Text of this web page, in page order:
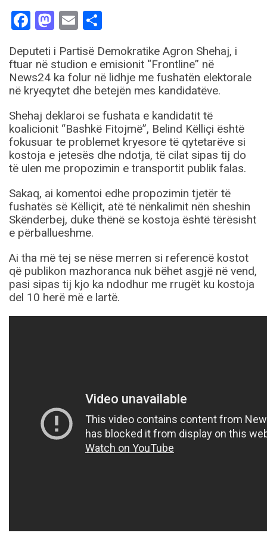
Facebook
Mastodon
Email
Deputeti i Partisë Demokratike Agron Shehaj, i
ftuar në studion e emisionit “Frontline” në
News24 ka folur në lidhje me fushatën elektorale
në kryeqytet dhe betejën mes kandidatëve.
Shehaj deklaroi se fushata e kandidatit të
koalicionit “Bashkë Fitojmë”, Belind Këlliçi është
fokusuar te problemet kryesore të qytetarëve si
kostoja e jetesës dhe ndotja, të cilat sipas tij do
të ulen me propozimin e transportit publik falas.
Sakaq, ai komentoi edhe propozimin tjetër të
fushatës së Këlliçit, atë të nënkalimit nën sheshin
Skënderbej, duke thënë se kostoja është tërësisht
e përballueshme.
Ai tha më tej se nëse merren si referencë kostot
që publikon mazhoranca nuk bëhet asgjë në vend,
pasi sipas tij kjo ka ndodhur me rrugët ku kostoja
del 10 herë më e lartë.